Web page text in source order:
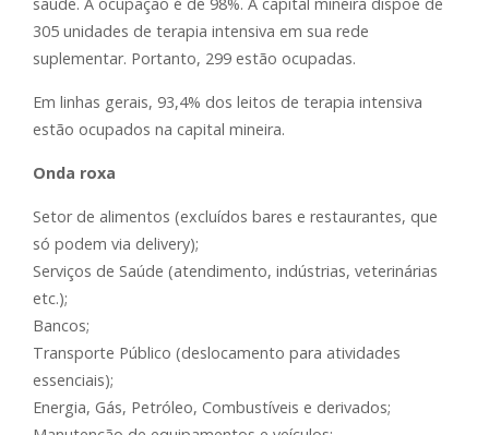
saúde. A ocupação é de 98%. A capital mineira dispõe de
305 unidades de terapia intensiva em sua rede
suplementar. Portanto, 299 estão ocupadas.
Em linhas gerais, 93,4% dos leitos de terapia intensiva
estão ocupados na capital mineira.
Onda roxa
Setor de alimentos (excluídos bares e restaurantes, que
só podem via delivery);
Serviços de Saúde (atendimento, indústrias, veterinárias
etc.);
Bancos;
Transporte Público (deslocamento para atividades
essenciais);
Energia, Gás, Petróleo, Combustíveis e derivados;